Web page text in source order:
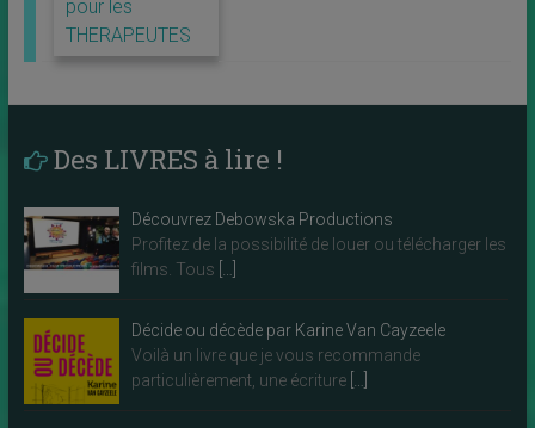
pour les
THERAPEUTES
Des LIVRES à lire !
Découvrez Debowska Productions
Profitez de la possibilité de louer ou télécharger les
films. Tous
Décide ou décède par Karine Van Cayzeele
Voilà un livre que je vous recommande
particulièrement, une écriture